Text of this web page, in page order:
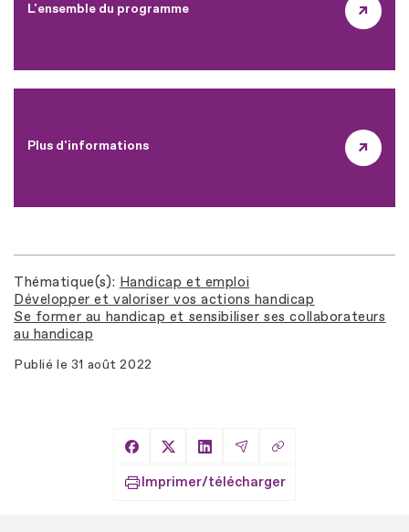
L'ensemble du programme
Plus d'informations
Thématique(s) Handicap et emploi
Développer et valoriser vos actions handicap
Se former au handicap et sensibiliser ses collaborateurs
au handicap
Publié le 31 août 2022
Partager sur Facebook
Partager sur X
Partager sur LinkedIn
Partager par Email
Copier le lien
Imprimer/télécharger